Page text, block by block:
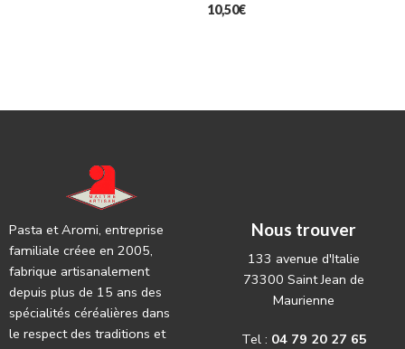
10,50€
Pasta et Aromi, entreprise
familiale créee en 2005,
fabrique artisanalement
depuis plus de 15 ans des
spécialités céréalières dans
le respect des traditions et
Nous trouver
133 avenue d'Italie
73300 Saint Jean de
Maurienne
Tel : 04 79 20 27 65